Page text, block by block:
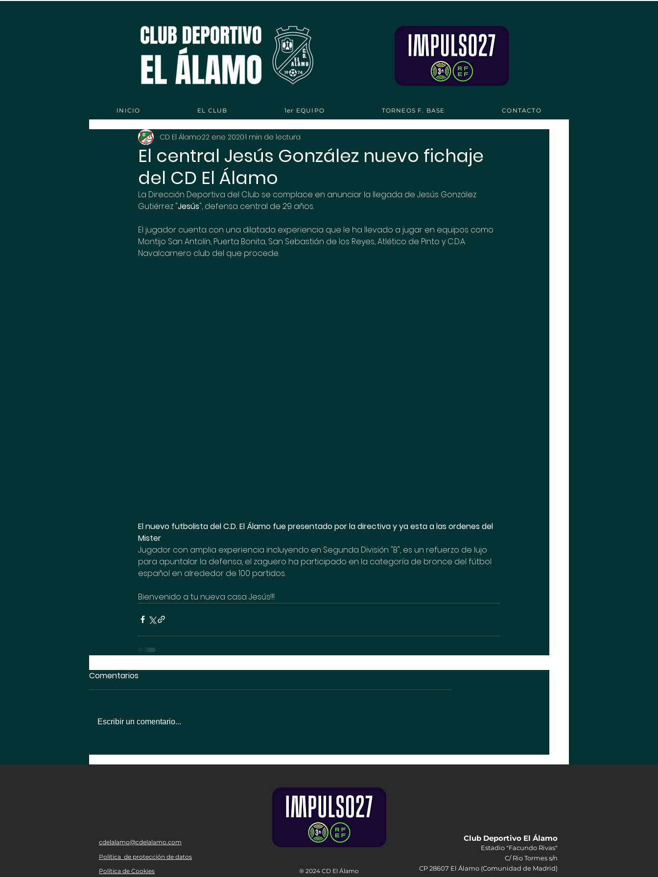
INICIO EL CLUB 1er EQUIPO TORNEOS F. BASE CONTACTO
El central Jesús González nuevo fichaje
del CD El Álamo
CD El Álamo22 ene 20201 min de lectura
La Dirección Deportiva del Club se complace en anunciar la llegada de Jesús González
Gutiérrez "Jesús", defensa central de 29 años.
El jugador cuenta con una dilatada experiencia que le ha llevado a jugar en equipos como
Montijo San Antolín, Puerta Bonita, San Sebastián de los Reyes, Atlético de Pinto y C.D.A.
Navalcarnero club del que procede.
El nuevo futbolista del C.D. El Álamo fue presentado por la directiva y ya esta a las ordenes del
Mister
Jugador con amplia experiencia incluyendo en Segunda División "B", es un refuerzo de lujo
para apuntalar la defensa, el zaguero ha participado en la categoría de bronce del fútbol
español en alrededor de 100 partidos.
Bienvenido a tu nueva casa Jesús!!!
Comentarios
Escribir un comentario...
cdelalamo@cdelalamo.com
Política de protección de datos
Política de Cookies
® 2024 CD El Álamo
Club Deportivo El Álamo
Estadio "Facundo Rivas"
C/ Rio Tormes s/n
CP 28607 El Álamo (Comunidad de Madrid)